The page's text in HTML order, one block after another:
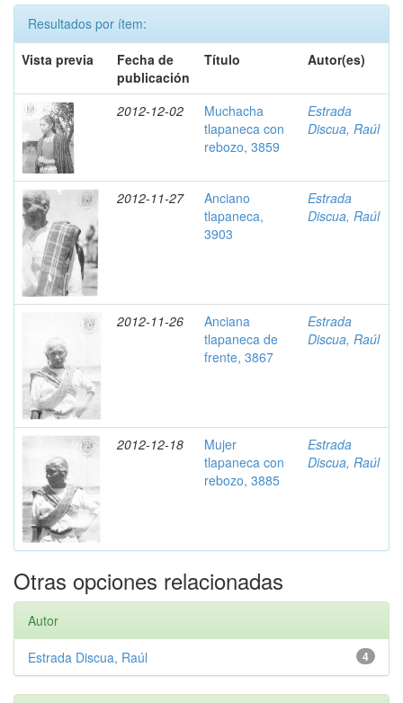
Resultados por ítem:
Vista previa
Fecha de
publicación
Título Autor(es)
2012-12-02
Muchacha
tlapaneca con
rebozo, 3859
Estrada
Discua, Raúl
2012-11-27
Anciano
tlapaneca,
3903
Estrada
Discua, Raúl
2012-11-26
Anciana
tlapaneca de
frente, 3867
Estrada
Discua, Raúl
2012-12-18
Mujer
tlapaneca con
rebozo, 3885
Estrada
Discua, Raúl
Otras opciones relacionadas
Autor
4
Estrada Discua, Raúl